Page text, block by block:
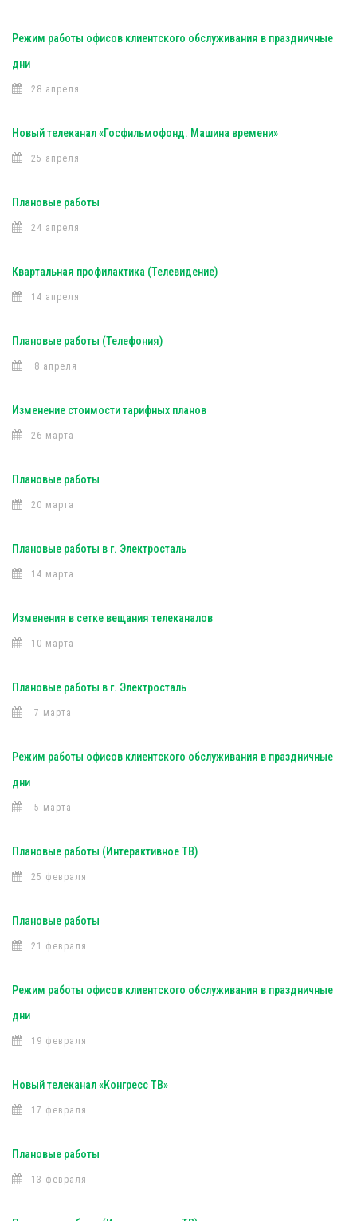
Режим работы офисов клиентского обслуживания в праздничные
дни
28 апреля
Новый телеканал «Госфильмофонд. Машина времени»
25 апреля
Плановые работы
24 апреля
Квартальная профилактика (Телевидение)
14 апреля
Плановые работы (Телефония)
8 апреля
Изменение стоимости тарифных планов
26 марта
Плановые работы
20 марта
Плановые работы в г. Электросталь
14 марта
Изменения в сетке вещания телеканалов
10 марта
Плановые работы в г. Электросталь
7 марта
Режим работы офисов клиентского обслуживания в праздничные
дни
5 марта
Плановые работы (Интерактивное ТВ)
25 февраля
Плановые работы
21 февраля
Режим работы офисов клиентского обслуживания в праздничные
дни
19 февраля
Новый телеканал «Конгресс ТВ»
17 февраля
Плановые работы
13 февраля